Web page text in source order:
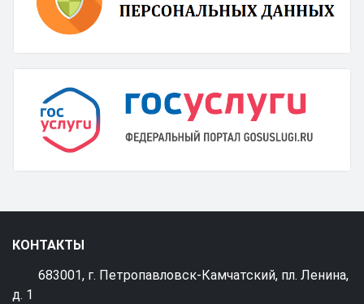
КОНТАКТЫ
683001, г. Петропавловск-Камчатский, пл. Ленина,
д. 1